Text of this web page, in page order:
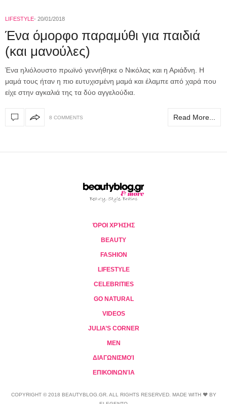
LIFESTYLE 20/01/2018
Ένα όμορφο παραμύθι για παιδιά
(και μανούλες)
Ένα ηλιόλουστο πρωϊνό γεννήθηκε ο Νικόλας και η Αριάδνη. Η
μαμά τους ήταν η πιο ευτυχισμένη μαμά και έλαμπε από χαρά που
είχε στην αγκαλιά της τα δύο αγγελούδια.
8 COMMENTS Read More...
ΌΡΟΙ ΧΡΉΣΗΣ
BEAUTY
FASHION
LIFESTYLE
CELEBRITIES
GO NATURAL
VIDEOS
JULIA’S CORNER
MEN
ΔΙΑΓΩΝΙΣΜΟΊ
ΕΠΙΚΟΙΝΩΝΊΑ
COPYRIGHT © 2018 BEAUTYBLOG.GR. ALL RIGHTS RESERVED. MADE WITH ❤ BY